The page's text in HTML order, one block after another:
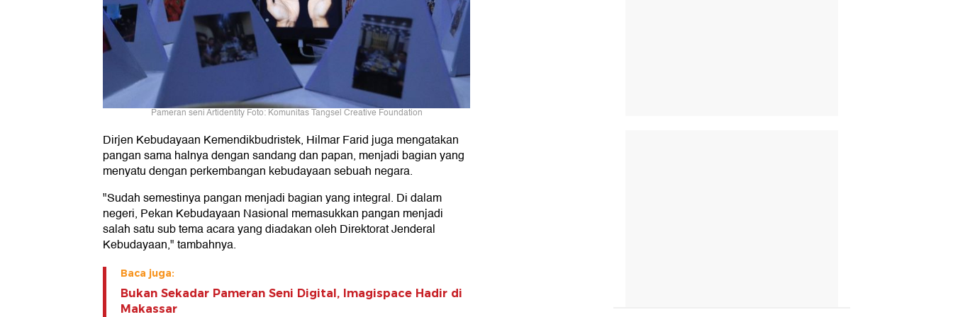
Pameran seni Artidentity Foto: Komunitas Tangsel Creative Foundation
Dirjen Kebudayaan Kemendikbudristek, Hilmar Farid juga mengatakan
pangan sama halnya dengan sandang dan papan, menjadi bagian yang
menyatu dengan perkembangan kebudayaan sebuah negara.
"Sudah semestinya pangan menjadi bagian yang integral. Di dalam
negeri, Pekan Kebudayaan Nasional memasukkan pangan menjadi
salah satu sub tema acara yang diadakan oleh Direktorat Jenderal
Kebudayaan," tambahnya.
Baca juga:
Bukan Sekadar Pameran Seni Digital, Imagispace Hadir di
Makassar